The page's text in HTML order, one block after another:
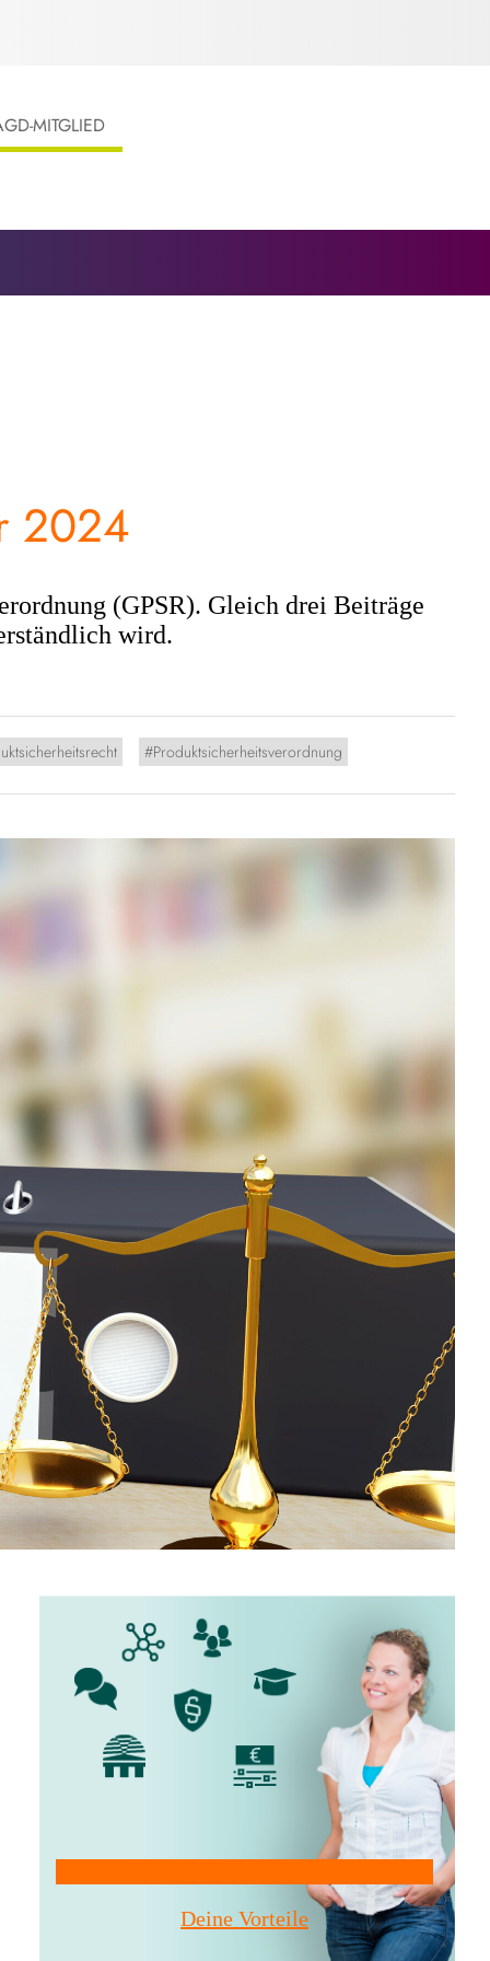
MITGLIED
2024
(GPSR). Gleich drei Beiträge
wird.
Produktsicherheitsverordnung
Deine Vorteile